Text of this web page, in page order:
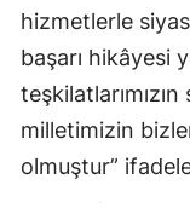
hizmetlerle
başarı hikâyesi
milletimizin
olmuştur”